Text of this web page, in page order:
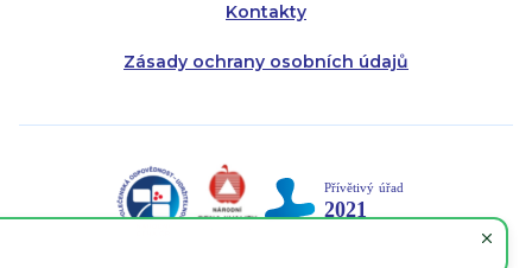
Kontakty
Zásady ochrany osobních údajů